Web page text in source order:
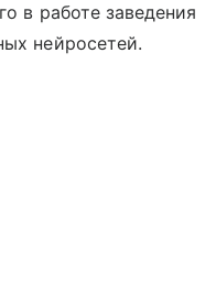
в работе заведения
нейросетей.